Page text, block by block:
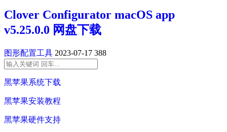
Clover Configurator macOS app
v5.25.0.0 网盘下载
图形配置工具 2023-07-17 388
黑苹果系统下载
黑苹果安装教程
黑苹果硬件支持